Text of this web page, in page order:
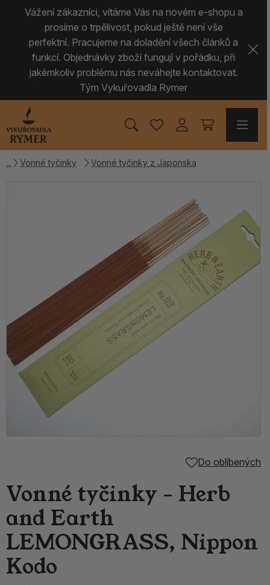
Vážení zákazníci, vítáme Vás na novém e-shopu a
prosíme o trpělivost, pokud ještě není vše
perfektní. Pracujeme na doladění všech článků a
funkcí. Objednávky zboží fungují v pořádku, při
jakémkoliv problému nás neváhejte kontaktovat.
Tým Vykuřovadla Rymer
Vonné tyčinky Vonné tyčinky z Japonska
Do oblíbených
Vonné tyčinky - Herb
and Earth
LEMONGRASS, Nippon
Kodo